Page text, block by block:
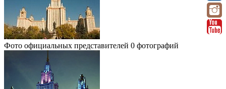
Фото официальных представителей 0 фотографий